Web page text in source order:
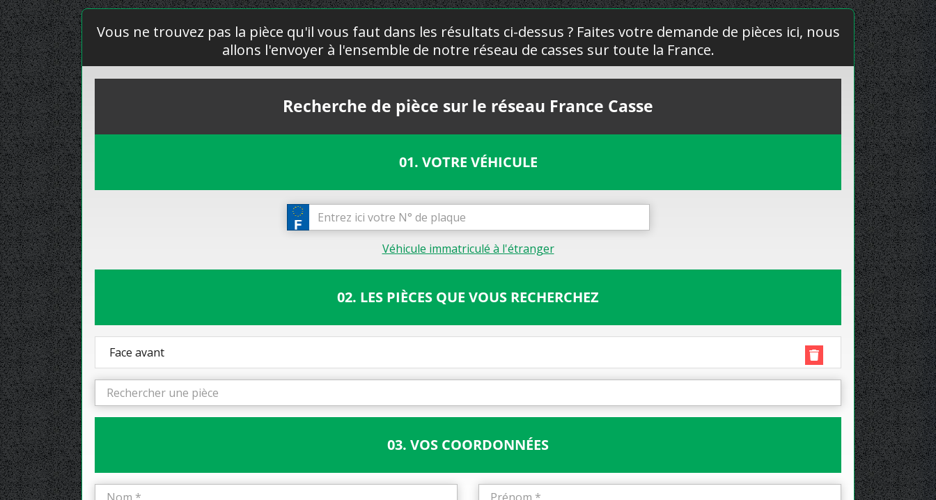
Vous ne trouvez pas la pièce qu'il vous faut dans les résultats ci-dessus ? Faites votre demande de pièces ici, nous
allons l'envoyer à l'ensemble de notre réseau de casses sur toute la France.
Recherche de pièce sur le réseau France Casse
01. VOTRE VÉHICULE
Véhicule immatriculé à l'étranger
02. LES PIÈCES QUE VOUS RECHERCHEZ
Face avant
03. VOS COORDONNÉES